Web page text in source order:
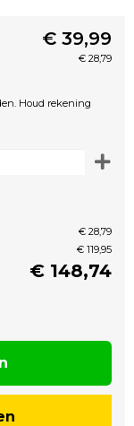
€ 39,99
€ 28,79
Houd rekening
€ 28,79
€ 119,95
€ 148,74